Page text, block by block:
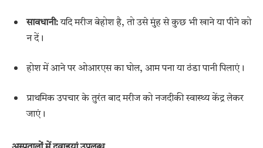
सावधानी:यदि मरीज बेहोश है, तो उसे मुंह से कुछ भी खाने या पीने को
न दें।
होश में आने पर ओआरएस का घोल, आम पना या ठंडा पानी पिलाएं।
प्राथमिक उपचार के तुरंत बाद मरीज को नजदीकी स्वास्थ्य केंद्र लेकर
जाएं।